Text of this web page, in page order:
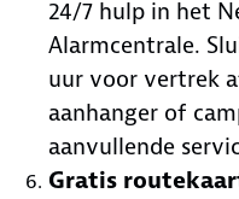
24/7 hulp in het
Alarmcentrale.
uur voor vertrek
aanhanger of
aanvullende
Gratis